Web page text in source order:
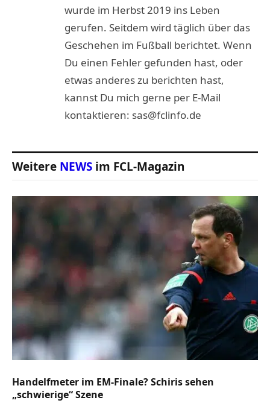
wurde im Herbst 2019 ins Leben
gerufen. Seitdem wird täglich über das
Geschehen im Fußball berichtet. Wenn
Du einen Fehler gefunden hast, oder
etwas anderes zu berichten hast,
kannst Du mich gerne per E-Mail
kontaktieren: sas@fclinfo.de
Weitere NEWS im FCL-Magazin
Handelfmeter im EM-Finale? Schiris sehen
„schwierige“ Szene